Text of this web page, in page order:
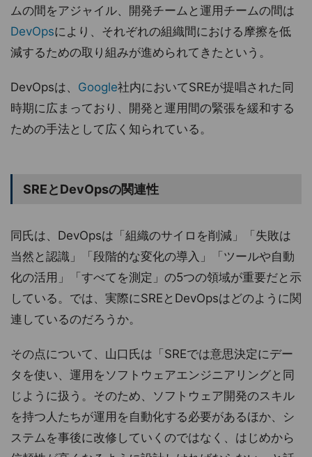
ムの間をアジャイル、開発チームと運用チームの間は
DevOpsにより、それぞれの組織間における摩擦を低
減するための取り組みが進められてきたという。
DevOpsは、 Google社内においてSREが提唱された同
時期に広まっており、開発と運用間の緊張を緩和する
ための手法として広く知られている。
SREとDevOpsの関連性
同氏は、DevOpsは「組織のサイロを削減」「失敗は
当然と認識」「段階的な変化の導入」「ツールや自動
化の活用」「すべてを測定」の5つの領域が重要だと示
している。では、実際にSREとDevOpsはどのように関
連しているのだろうか。
その点について、山口氏は「SREでは意思決定にデー
タを使い、運用をソフトウェアエンジニアリングと同
じように扱う。そのため、ソフトウェア開発のスキル
を持つ人たちが運用を自動化する必要があるほか、シ
ステムを事後に改修していくのではなく、はじめから